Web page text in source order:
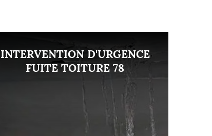
INTERVENTION D'URGENCE
FUITE TOITURE 78